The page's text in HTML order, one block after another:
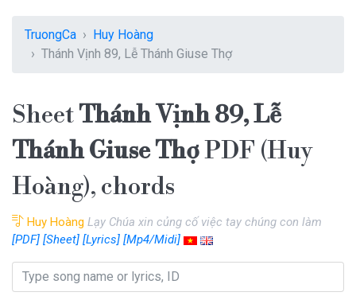
TruongCa
Huy Hoàng
Thánh Vịnh 89, Lễ Thánh Giuse Thợ
SheetThánh Vịnh 89, Lễ
Thánh Giuse ThợPDF (Huy
Hoàng), chords
Huy Hoàng Lạy Chúa xin củng cố việc tay chúng con làm
[PDF] [Sheet] [Lyrics] [Mp4/Midi]